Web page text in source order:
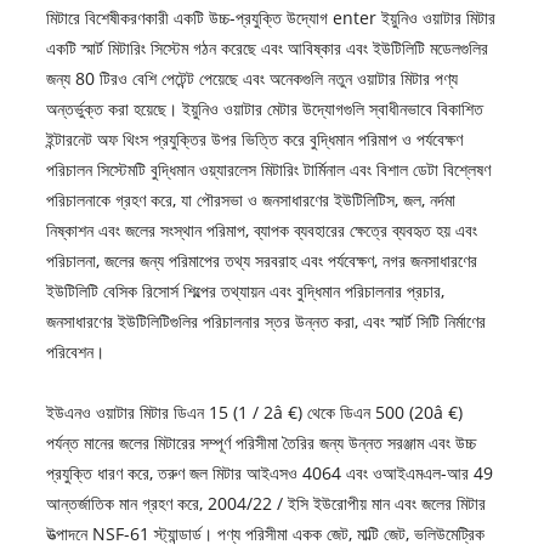
মিটারে বিশেষীকরণকারী একটি উচ্চ-প্রযুক্তি উদ্যোগ enter ইয়ুনিও ওয়াটার মিটার
একটি স্মার্ট মিটারিং সিস্টেম গঠন করেছে এবং আবিষ্কার এবং ইউটিলিটি মডেলগুলির
জন্য 80 টিরও বেশি পেটেন্ট পেয়েছে এবং অনেকগুলি নতুন ওয়াটার মিটার পণ্য
অন্তর্ভুক্ত করা হয়েছে। ইয়ুনিও ওয়াটার মেটার উদ্যোগগুলি স্বাধীনভাবে বিকাশিত
ইন্টারনেট অফ থিংস প্রযুক্তির উপর ভিত্তি করে বুদ্ধিমান পরিমাপ ও পর্যবেক্ষণ
পরিচালন সিস্টেমটি বুদ্ধিমান ওয়্যারলেস মিটারিং টার্মিনাল এবং বিশাল ডেটা বিশ্লেষণ
পরিচালনাকে গ্রহণ করে, যা পৌরসভা ও জনসাধারণের ইউটিলিটিস, জল, নর্দমা
নিষ্কাশন এবং জলের সংস্থান পরিমাপ, ব্যাপক ব্যবহারের ক্ষেত্রে ব্যবহৃত হয় এবং
পরিচালনা, জলের জন্য পরিমাপের তথ্য সরবরাহ এবং পর্যবেক্ষণ, নগর জনসাধারণের
ইউটিলিটি বেসিক রিসোর্স শিল্পের তথ্যায়ন এবং বুদ্ধিমান পরিচালনার প্রচার,
জনসাধারণের ইউটিলিটিগুলির পরিচালনার স্তর উন্নত করা, এবং স্মার্ট সিটি নির্মাণের
পরিবেশন।
ইউএনও ওয়াটার মিটার ডিএন 15 (1 / 2â €) থেকে ডিএন 500 (20â €)
পর্যন্ত মানের জলের মিটারের সম্পূর্ণ পরিসীমা তৈরির জন্য উন্নত সরঞ্জাম এবং উচ্চ
প্রযুক্তি ধারণ করে, তরুণ জল মিটার আইএসও 4064 এবং ওআইএমএল-আর 49
আন্তর্জাতিক মান গ্রহণ করে, 2004/22 / ইসি ইউরোপীয় মান এবং জলের মিটার
উত্পাদনে NSF-61 স্ট্যান্ডার্ড। পণ্য পরিসীমা একক জেট, মাল্টি জেট, ভলিউমেট্রিক